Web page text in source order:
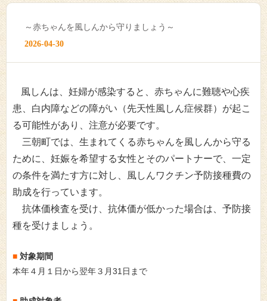
～赤ちゃんを風しんから守りましょう～
2026-04-30
風しんは、妊婦が感染すると、赤ちゃんに難聴や心疾
患、白内障などの障がい（先天性風しん症候群）が起こ
る可能性があり、注意が必要です。
三朝町では、生まれてくる赤ちゃんを風しんから守る
ために、妊娠を希望する女性とそのパートナーで、一定
の条件を満たす方に対し、風しんワクチン予防接種費の
助成を行っています。
抗体価検査を受け、抗体価が低かった場合は、予防接
種を受けましょう。
■ 対象期間
本年４月１日から翌年３月31日まで